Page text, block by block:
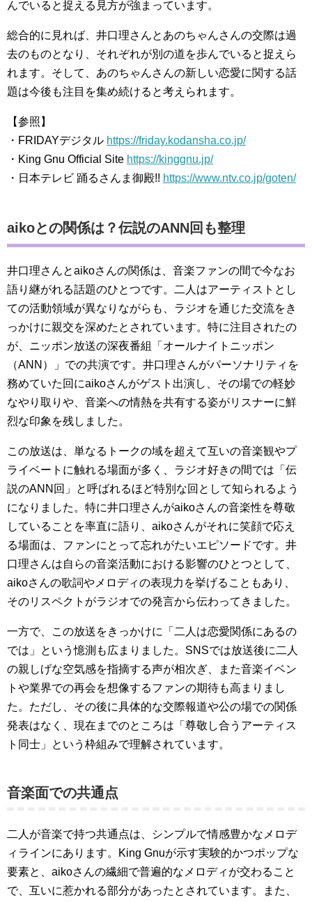
んでいると捉える見方が強まっています。
総合的に見れば、井口理さんとあのちゃんさんの交際は過
去のものとなり、それぞれが別の道を歩んでいると捉えら
れます。そして、あのちゃんさんの新しい恋愛に関する話
題は今後も注目を集め続けると考えられます。
【参照】
・FRIDAYデジタル https://friday.kodansha.co.jp/
・King Gnu Official Site https://kinggnu.jp/
・日本テレビ 踊るさんま御殿!! https://www.ntv.co.jp/goten/
aikoとの関係は？伝説のANN回も整理
井口理さんとaikoさんの関係は、音楽ファンの間で今なお
語り継がれる話題のひとつです。二人はアーティストとし
ての活動領域が異なりながらも、ラジオを通じた交流をき
っかけに親交を深めたとされています。特に注目されたの
が、ニッポン放送の深夜番組「オールナイトニッポン
（ANN）」での共演です。井口理さんがパーソナリティを
務めていた回にaikoさんがゲスト出演し、その場での軽妙
なやり取りや、音楽への情熱を共有する姿がリスナーに鮮
烈な印象を残しました。
この放送は、単なるトークの域を超えて互いの音楽観やプ
ライベートに触れる場面が多く、ラジオ好きの間では「伝
説のANN回」と呼ばれるほど特別な回として知られるよう
になりました。特に井口理さんがaikoさんの音楽性を尊敬
していることを率直に語り、aikoさんがそれに笑顔で応え
る場面は、ファンにとって忘れがたいエピソードです。井
口理さんは自らの音楽活動における影響のひとつとして、
aikoさんの歌詞やメロディの表現力を挙げることもあり、
そのリスペクトがラジオでの発言から伝わってきました。
一方で、この放送をきっかけに「二人は恋愛関係にあるの
では」という憶測も広まりました。SNSでは放送後に二人
の親しげな空気感を指摘する声が相次ぎ、また音楽イベン
トや業界での再会を想像するファンの期待も高まりまし
た。ただし、その後に具体的な交際報道や公の場での関係
発表はなく、現在までのところは「尊敬し合うアーティス
ト同士」という枠組みで理解されています。
音楽面での共通点
二人が音楽で持つ共通点は、シンプルで情感豊かなメロデ
ィラインにあります。King Gnuが示す実験的かつポップな
要素と、aikoさんの繊細で普遍的なメロディが交わること
で、互いに惹かれる部分があったとされています。また、